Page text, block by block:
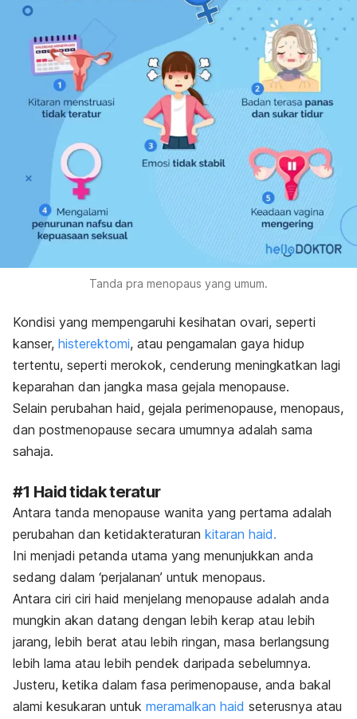
Tanda pra menopaus yang umum.
Kondisi yang mempengaruhi kesihatan ovari, seperti
kanser, histerektomi, atau pengamalan gaya hidup
tertentu, seperti merokok, cenderung meningkatkan lagi
keparahan dan jangka masa gejala menopause.
Selain perubahan haid, gejala perimenopause, menopaus,
dan postmenopause secara umumnya adalah sama
sahaja.
#1 Haid tidak teratur
Antara tanda menopause wanita yang pertama adalah
perubahan dan ketidakteraturan kitaran haid.
Ini menjadi petanda utama yang menunjukkan anda
sedang dalam ‘perjalanan’ untuk menopaus.
Antara ciri ciri haid menjelang menopause adalah anda
mungkin akan datang dengan lebih kerap atau lebih
jarang, lebih berat atau lebih ringan, masa berlangsung
lebih lama atau lebih pendek daripada sebelumnya.
Justeru, ketika dalam fasa perimenopause, anda bakal
alami kesukaran untuk meramalkan haid seterusnya atau